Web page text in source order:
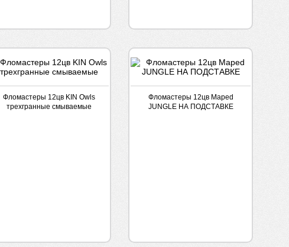
Фломастеры 12цв KIN Owls
трехгранные смываемые
Фломастеры 12цв Maped
JUNGLE НА ПОДСТАВКЕ